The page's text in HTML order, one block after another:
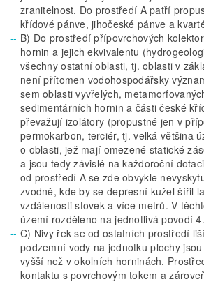
zranitelnost. Do prostředí A patří
křídové pánve, jihočeské pánve a
B) Do prostředí přípovrchových
hornin a jejich ekvivalentu
všechny ostatní oblasti, tj. oblasti v
není přítomen vodohospodářsky
sem oblasti vyvřelých,
sedimentárních hornin a části české
převažují izolátory (propustné jen v
permokarbon, terciér, tj. velká většina
o oblasti, jež mají omezené statické
a jsou tedy závislé na každoroční
od prostředí A se zde obvykle
zvodně, kde by se depresní kužel šířil
vzdálenosti stovek a více metrů. V
území rozděleno na jednotlivá povodí
C) Nivy řek se od ostatních prostředí
podzemní vody na jednotku plochy
vyšší než v okolních horninách.
kontaktu s povrchovým tokem a